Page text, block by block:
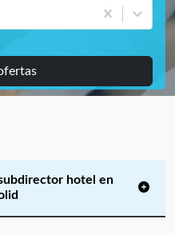
hotel en